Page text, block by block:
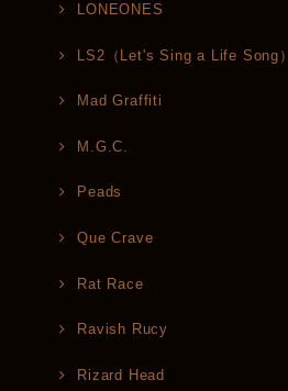
LONEONES
LS2（Let's Sing a Life Song）
Mad Graffiti
M.G.C.
Peads
Que Crave
Rat Race
Ravish Rucy
Rizard Head